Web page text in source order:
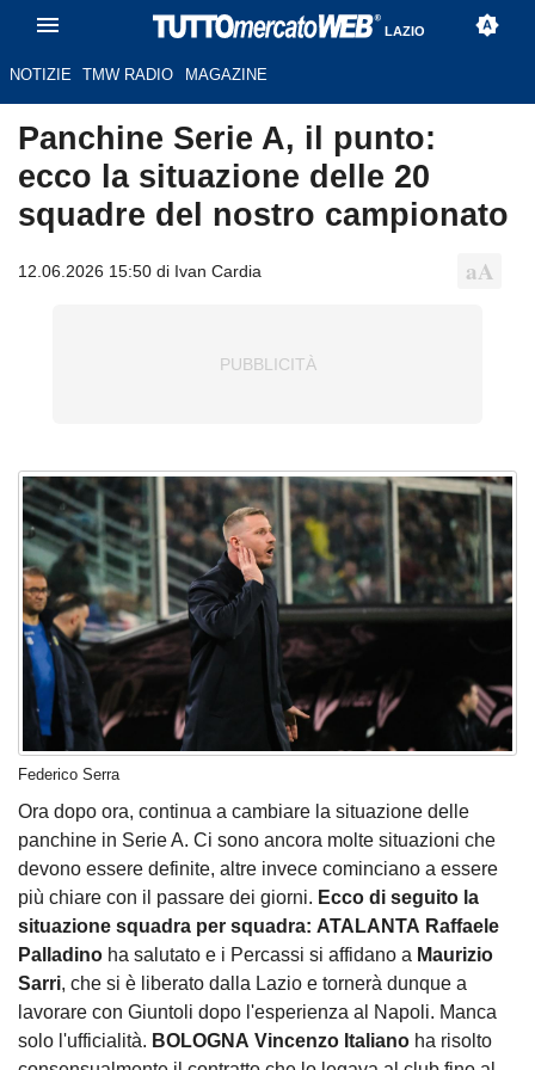
LAZIO
NOTIZIE TMW RADIO MAGAZINE
Panchine Serie A, il punto:
ecco la situazione delle 20
squadre del nostro campionato
12.06.2026 15:50 di Ivan Cardia
Federico Serra
Ora dopo ora, continua a cambiare la situazione delle
panchine in Serie A. Ci sono ancora molte situazioni che
devono essere definite, altre invece cominciano a essere
più chiare con il passare dei giorni. Ecco di seguito la
situazione squadra per squadra: ATALANTA Raffaele
Palladino ha salutato e i Percassi si affidano a Maurizio
Sarri, che si è liberato dalla Lazio e tornerà dunque a
lavorare con Giuntoli dopo l'esperienza al Napoli. Manca
solo l'ufficialità. BOLOGNA Vincenzo Italiano ha risolto